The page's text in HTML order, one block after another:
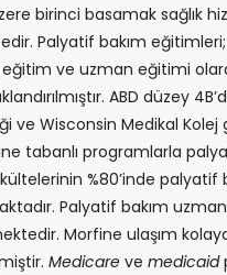
birinci basamak sağlık
Palyatif bakım
ve uzman eğitimi
ABD düzey
ve Wisconsin Medikal Kolej
tabanlı programlarla
%80’inde palyatif
Palyatif bakım
Morfine ulaşım
Medicare ve medicaid